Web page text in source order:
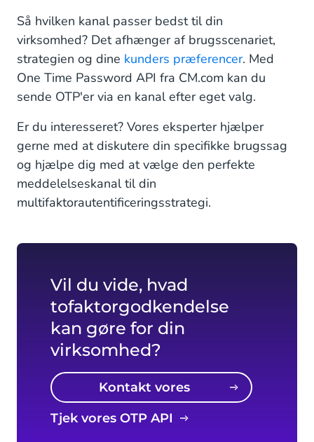
Så hvilken kanal passer bedst til din
virksomhed? Det afhænger af brugsscenariet,
strategien og dine kunders præferencer. Med
One Time Password API fra CM.com kan du
sende OTP'er via en kanal efter eget valg.
Er du interesseret? Vores eksperter hjælper
gerne med at diskutere din specifikke brugssag
og hjælpe dig med at vælge den perfekte
meddelelseskanal til din
multifaktorautentificeringsstrategi.
Vil du vide, hvad
tofaktorgodkendelse
kan gøre for din
virksomhed?
Kontakt vores
eksperter
Tjek vores OTP API